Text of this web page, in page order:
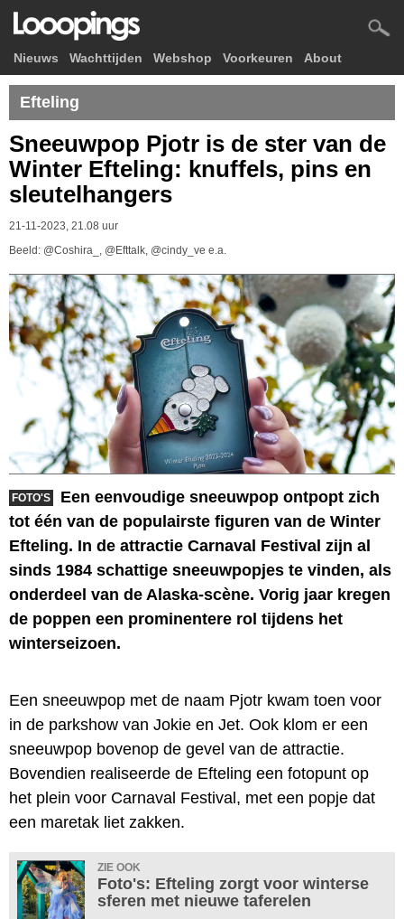
Nieuws Wachttijden Webshop Voorkeuren About
Efteling
Sneeuwpop Pjotr is de ster van de
Winter Efteling: knuffels, pins en
sleutelhangers
21-11-2023, 21.08 uur
Beeld: @Coshira_, @Efttalk, @cindy_ve e.a.
FOTO'S
Een eenvoudige sneeuwpop ontpopt zich
tot één van de populairste figuren van de Winter
Efteling. In de attractie Carnaval Festival zijn al
sinds 1984 schattige sneeuwpopjes te vinden, als
onderdeel van de Alaska-scène. Vorig jaar kregen
de poppen een prominentere rol tijdens het
winterseizoen.
Een sneeuwpop met de naam Pjotr kwam toen voor
in de parkshow van Jokie en Jet. Ook klom er een
sneeuwpop bovenop de gevel van de attractie.
Bovendien realiseerde de Efteling een fotopunt op
het plein voor Carnaval Festival, met een popje dat
een maretak liet zakken.
ZIE OOK
Foto's: Efteling zorgt voor winterse
sferen met nieuwe taferelen